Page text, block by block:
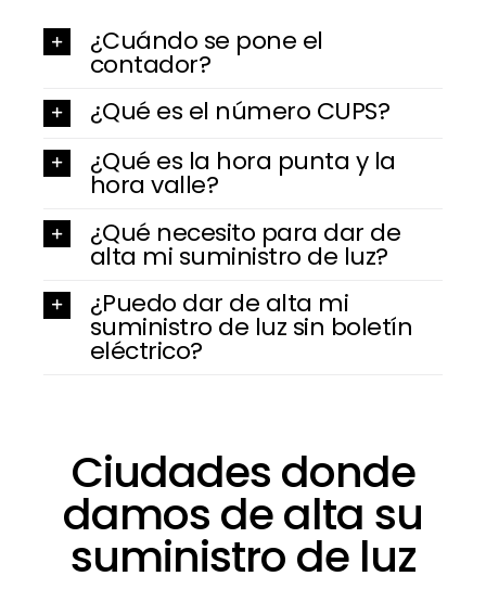
¿Cuándo se pone el
contador?
¿Qué es el número CUPS?
¿Qué es la hora punta y la
hora valle?
¿Qué necesito para dar de
alta mi suministro de luz?
¿Puedo dar de alta mi
suministro de luz sin boletín
eléctrico?
Ciudades donde
damos de alta su
suministro de luz